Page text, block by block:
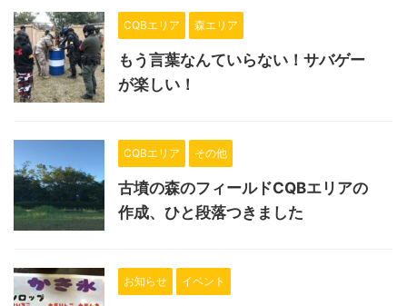
CQBエリア 森エリア
もう言葉なんていらない！サバゲー
が楽しい！
CQBエリア その他
古墳の森のフィールドCQBエリアの
作成、ひと段落つきました
お知らせ イベント